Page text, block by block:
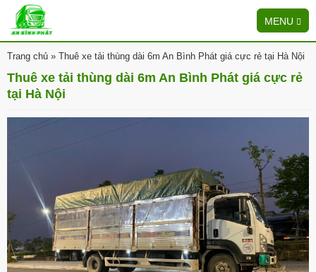
MENU
Trang chủ » Thuê xe tải thùng dài 6m An Bình Phát giá cực rẻ tại Hà Nội
Thuê xe tải thùng dài 6m An Bình Phát giá cực rẻ
tại Hà Nội